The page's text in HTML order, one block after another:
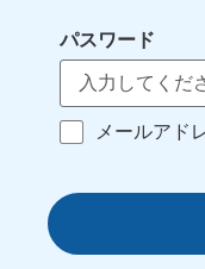
パスワード
メールアド